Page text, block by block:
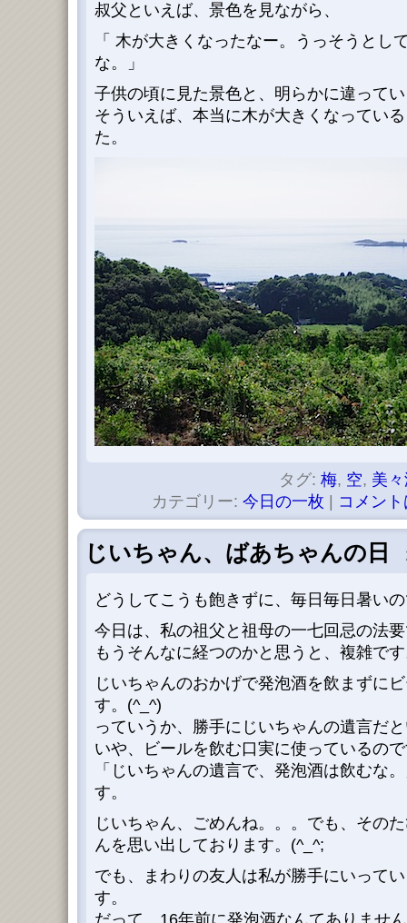
叔父といえば、景色を見ながら、
「 木が大きくなったなー。うっそうとし
な。」
子供の頃に見た景色と、明らかに違って
そういえば、本当に木が大きくなってい
た。
タグ: 梅, 空, 美
カテゴリー: 今日の一枚 コメン
じいちゃん、ばあちゃんの日
どうしてこうも飽きずに、毎日毎日暑い
今日は、私の祖父と祖母の一七回忌の法
もうそんなに経つのかと思うと、複雑で
じいちゃんのおかげで発泡酒を飲まずに
す。(^_^)
っていうか、勝手にじいちゃんの遺言だ
いや、ビールを飲む口実に使っているの
「じいちゃんの遺言で、発泡酒は飲むな
す。
じいちゃん、ごめんね。。。でも、その
んを思い出しております。(^_^;
でも、まわりの友人は私が勝手にいって
す。
だって、16年前に発泡酒なんてありませ